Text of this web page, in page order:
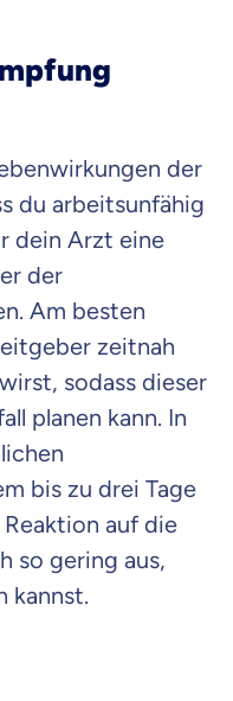
der
du arbeitsunfähig
dein Arzt eine
der
Am besten
zeitnah
sodass dieser
planen kann. In
bis zu drei Tage
Reaktion auf die
so gering aus,
kannst.